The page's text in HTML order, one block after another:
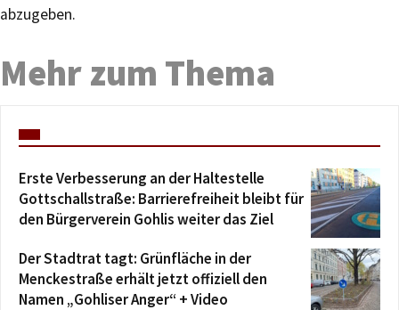
abzugeben.
Mehr zum Thema
Erste Verbesserung an der Haltestelle
Gottschallstraße: Barrierefreiheit bleibt für
den Bürgerverein Gohlis weiter das Ziel
Der Stadtrat tagt: Grünfläche in der
Menckestraße erhält jetzt offiziell den
Namen „Gohliser Anger“ + Video